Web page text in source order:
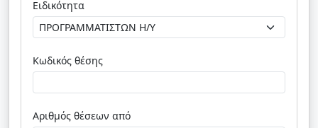
Ειδικότητα
Κωδικός θέσης
Αριθμός θέσεων από